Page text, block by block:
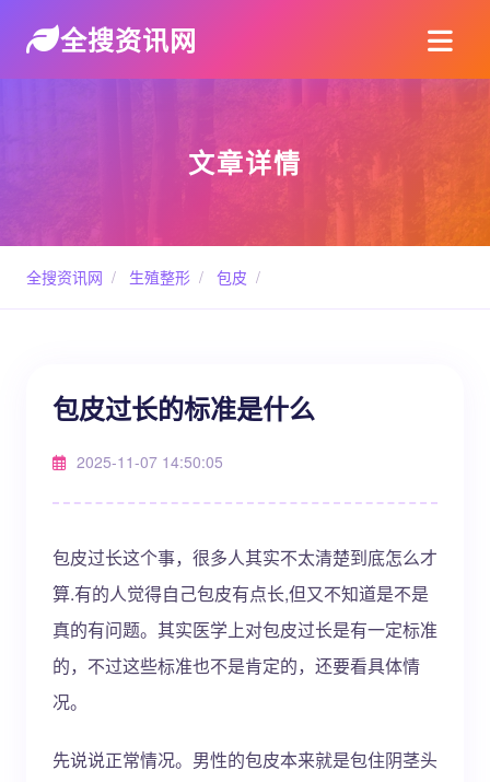
全搜资讯网
文章详情
全搜资讯网 / 生殖整形 / 包皮 /
包皮过长的标准是什么
2025-11-07 14:50:05
包皮过长这个事，很多人其实不太清楚到底怎么才
算.有的人觉得自己包皮有点长,但又不知道是不是
真的有问题。其实医学上对包皮过长是有一定标准
的，不过这些标准也不是肯定的，还要看具体情
况。
先说说正常情况。男性的包皮本来就是包住阴茎头